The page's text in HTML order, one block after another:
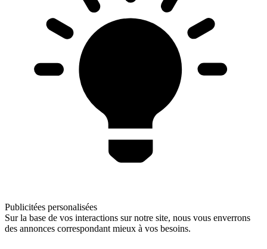
Publicitées personalisées
Sur la base de vos interactions sur notre site, nous vous enverrons
des annonces correspondant mieux à vos besoins.